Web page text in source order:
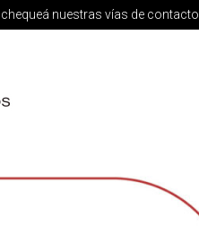
nuestras vías de contacto